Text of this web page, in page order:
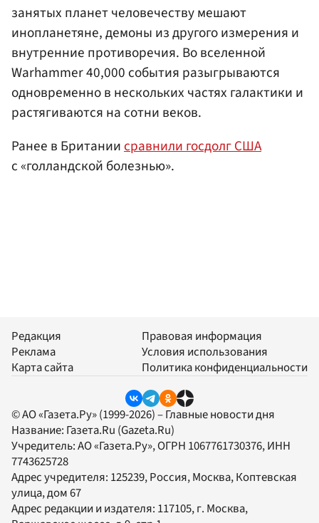
занятых планет человечеству мешают
инопланетяне, демоны из другого измерения и
внутренние противоречия. Во вселенной
Warhammer 40,000 события разыгрываются
одновременно в нескольких частях галактики и
растягиваются на сотни веков.
Ранее в Британиисравнили госдолг США
с «голландской болезнью».
Редакция
Реклама
Карта сайта
Правовая информация
Условия использования
Политика конфиденциальности
© АО «Газета.Ру» (1999-2026) – Главные новости дня
Название: Газета.Ru (Gazeta.Ru)
Учредитель:АО «Газета.Ру», ОГРН 1067761730376, ИНН
7743625728
Адрес учредителя: 125239, Россия, Москва, Коптевская
улица, дом 67
Адрес редакции и издателя: 117105, г. Москва,